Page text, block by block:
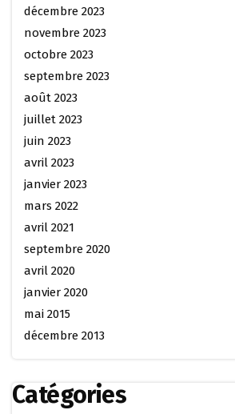
décembre 2023
novembre 2023
octobre 2023
septembre 2023
août 2023
juillet 2023
juin 2023
avril 2023
janvier 2023
mars 2022
avril 2021
septembre 2020
avril 2020
janvier 2020
mai 2015
décembre 2013
Catégories